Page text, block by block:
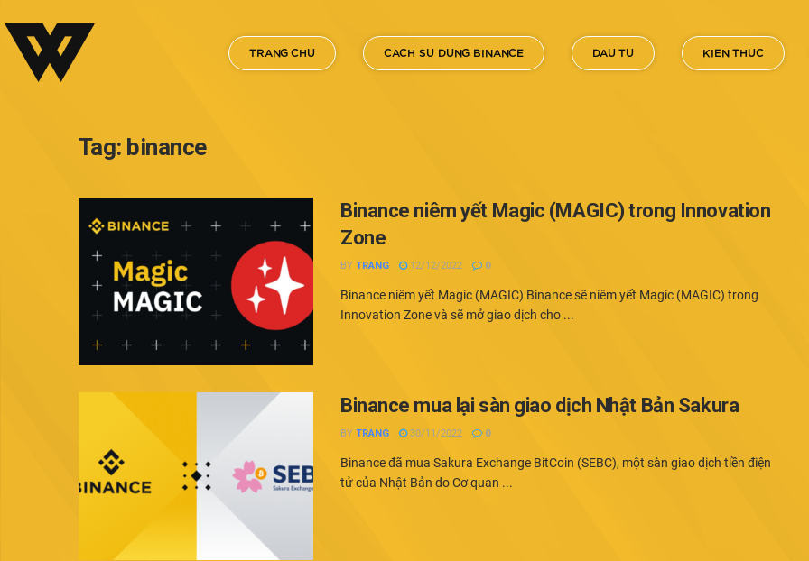
TRANG CHU CACH SU DUNG BINANCE DAU TU KIEN THUC
Tag: binance
Binance niêm yết Magic (MAGIC) trong Innovation
Zone
BY TRANG 12/12/2022 0
Binance niêm yết Magic (MAGIC) Binance sẽ niêm yết Magic (MAGIC) trong
Innovation Zone và sẽ mở giao dịch cho ...
Binance mua lại sàn giao dịch Nhật Bản Sakura
BY TRANG 30/11/2022 0
Binance đã mua Sakura Exchange BitCoin (SEBC), một sàn giao dịch tiền điện
tử của Nhật Bản do Cơ quan ...